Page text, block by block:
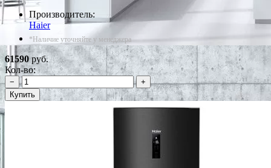
Производитель:
Haier
*Наличие уточняйте у менеджера
61590 руб.
Кол-во:
−
+
Купить